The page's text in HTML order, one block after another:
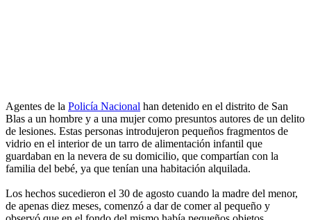
Agentes de la Policía Nacional han detenido en el distrito de San
Blas a un hombre y a una mujer como presuntos autores de un delito
de lesiones. Estas personas introdujeron pequeños fragmentos de
vidrio en el interior de un tarro de alimentación infantil que
guardaban en la nevera de su domicilio, que compartían con la
familia del bebé, ya que tenían una habitación alquilada.
Los hechos sucedieron el 30 de agosto cuando la madre del menor,
de apenas diez meses, comenzó a dar de comer al pequeño y